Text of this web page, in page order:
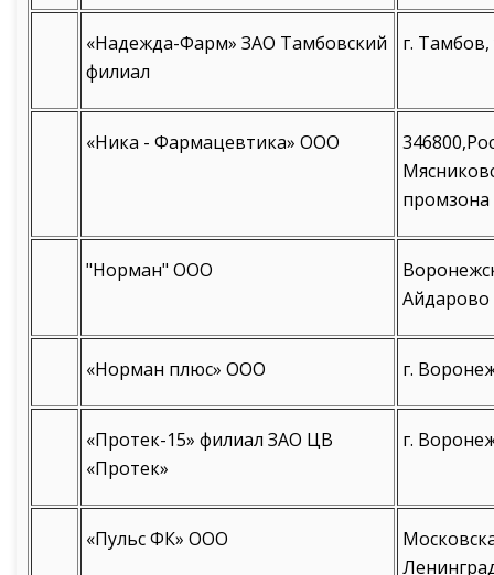
«Надежда-Фарм» ЗАО Тамбовский
филиал
г.
«Ника - Фармацевтика» ООО
"Норман" ООО
Айдарово
«Норман плюс» ООО г.
«Протек-15» филиал ЗАО ЦВ
«Протек»
г.
«Пульс ФК» ООО